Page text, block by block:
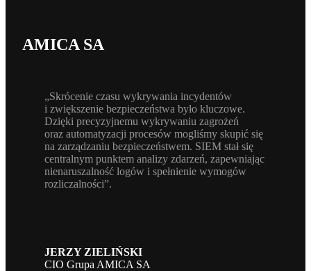
AMICA SA
„Skrócenie czasu wykrywania incydentów
i zwiększenie bezpieczeństwa było kluczowe.
Dzięki precyzyjnemu wykrywaniu zagrożeń
oraz automatyzacji procesów mogliśmy skupić się
na zarządzaniu bezpieczeństwem. SIEM stał się
centralnym punktem analizy zdarzeń, zapewniając
nienaruszalność logów i spełnienie wymogów
rozliczalności”.
JERZY ZIELIŃSKI
CIO Grupa AMICA SA